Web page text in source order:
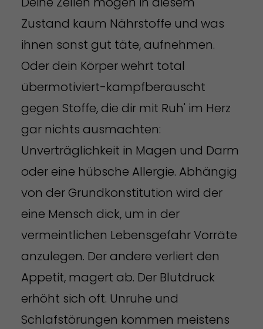
Zustand kaum Nährstoffe und was
ihnen sonst gut täte, aufnehmen.
Oder dein Körper wehrt total
übermotiviert-kampfberauscht
gegen Stoffe, die dir mit Ruh' im Herz
gar nichts ausmachten:
Unverträglichkeit in Magen und Darm
oder eine hübsche Allergie. Abhängig
von der Grundkonstitution wird der
eine Mensch dick, um in der
vermeintlichen Lebensgefahr Vorräte
anzulegen. Der andere verliert den
Appetit, magert ab. Der Blutdruck
erhöht sich oft. Unruhe und
Schlafstörungen kommen meistens